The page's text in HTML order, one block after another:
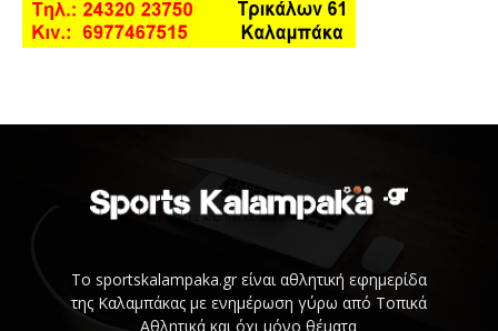
Το sportskalampaka.gr είναι αθλητική εφημερίδα
της Καλαμπάκας με ενημέρωση γύρω από Τοπικά
Αθλητικά και όχι μόνο θέματα